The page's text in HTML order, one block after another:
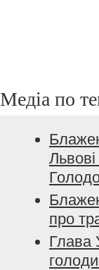
Медіа по
про
Глава